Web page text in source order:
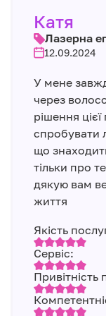
Катя
Лазерна
12.09.2024
У мене
через
рішення
спробувати
що
тільки про
дякую вам
життя
Якість
Сервіс:
Привітність